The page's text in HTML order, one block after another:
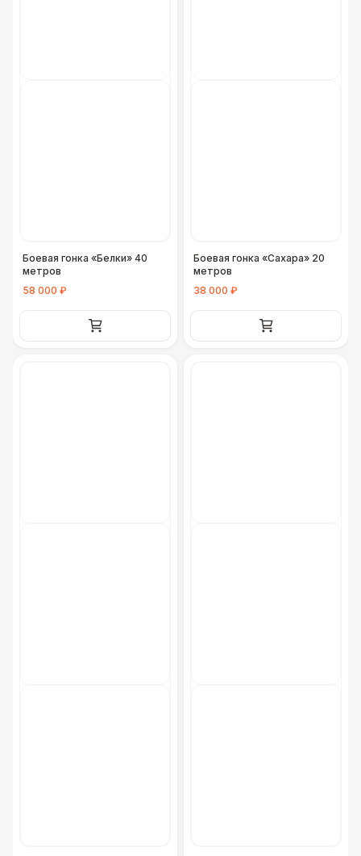
Боевая гонка «Белки» 40
метров
58 000 ₽
Боевая гонка «Сахара» 20
метров
38 000 ₽